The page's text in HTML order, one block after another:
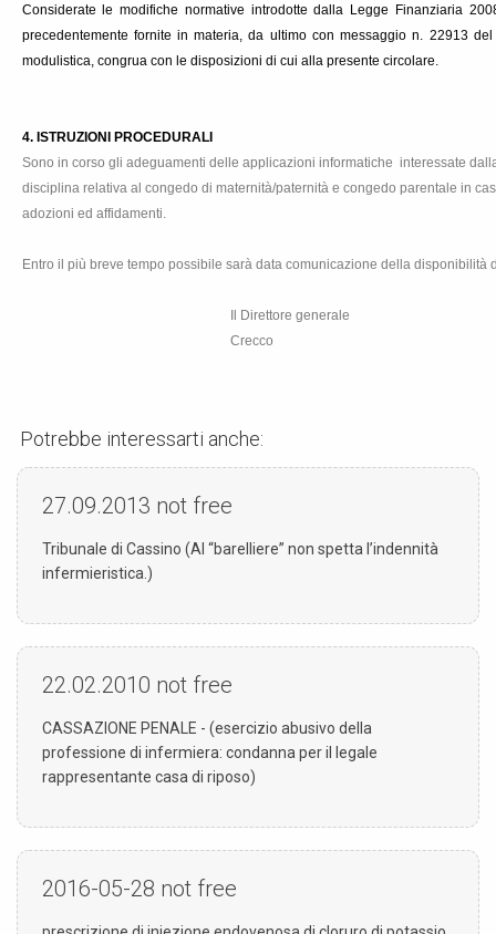
Considerate le modifiche normative introdotte dalla Legge Finanziaria
precedentemente fornite in materia, da ultimo con messaggio n. 22913
modulistica, congrua con le disposizioni di cui alla presente circolare.
4. ISTRUZIONI PROCEDURALI
Sono in corso gli adeguamenti delle applicazioni informatiche interessate
disciplina relativa al congedo di maternità/paternità e congedo parentale in
adozioni ed affidamenti.
Entro il più breve tempo possibile sarà data comunicazione della disponibilità
Il Direttore generale
Crecco
Potrebbe interessarti anche:
27.09.2013 not free
Tribunale di Cassino (Al “barelliere” non spetta l’indennità
infermieristica.)
22.02.2010 not free
CASSAZIONE PENALE - (esercizio abusivo della
professione di infermiera: condanna per il legale
rappresentante casa di riposo)
2016-05-28 not free